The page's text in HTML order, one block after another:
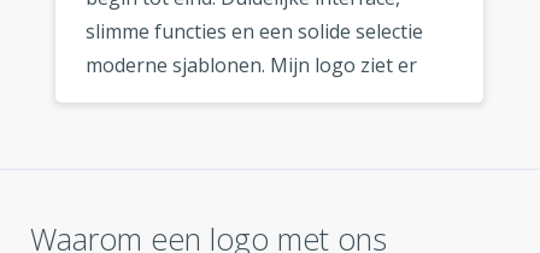
slimme functies en een solide selectie
moderne sjablonen. Mijn logo ziet er
fantastisch uit, waar ik het ook gebruik.
Waarom een logo met ons